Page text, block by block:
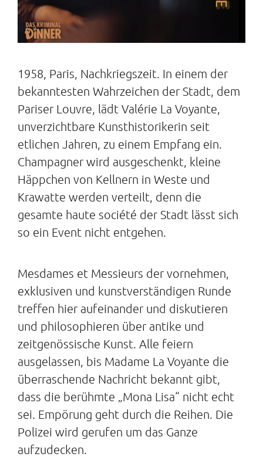
1958, Paris, Nachkriegszeit. In einem der
bekanntesten Wahrzeichen der Stadt, dem
Pariser Louvre, lädt Valérie La Voyante,
unverzichtbare Kunsthistorikerin seit
etlichen Jahren, zu einem Empfang ein.
Champagner wird ausgeschenkt, kleine
Häppchen von Kellnern in Weste und
Krawatte werden verteilt, denn die
gesamte haute société der Stadt lässt sich
so ein Event nicht entgehen.
Mesdames et Messieurs der vornehmen,
exklusiven und kunstverständigen Runde
treffen hier aufeinander und diskutieren
und philosophieren über antike und
zeitgenössische Kunst. Alle feiern
ausgelassen, bis Madame La Voyante die
überraschende Nachricht bekannt gibt,
dass die berühmte „Mona Lisa“ nicht echt
sei. Empörung geht durch die Reihen. Die
Polizei wird gerufen um das Ganze
aufzudecken.